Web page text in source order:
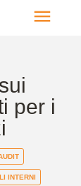
per i
INTERNI